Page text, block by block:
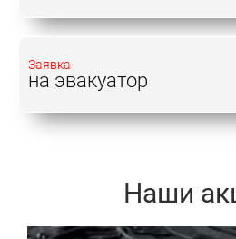
Заявка
на эвакуатор
Наши